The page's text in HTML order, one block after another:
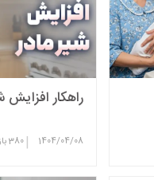
راهکار افزایش
1404/04/08
|
380